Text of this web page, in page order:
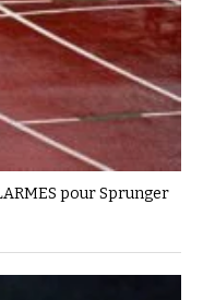
pour Sprunger